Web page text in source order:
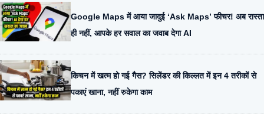
Google Maps में आया जादुई ‘Ask Maps’ फीचर! अब रास्ता
ही नहीं, आपके हर सवाल का जवाब देगा AI
किचन में खत्म हो गई गैस? सिलेंडर की किल्लत में इन 4 तरीकों से
पकाएं खाना, नहीं रुकेगा काम